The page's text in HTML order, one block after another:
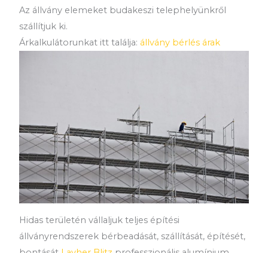
Az állvány elemeket budakeszi telephelyünkről
szállítjuk ki.
Árkalkulátorunkat itt találja: állvány bérlés árak
Hidas területén vállaljuk teljes építési
állványrendszerek bérbeadását, szállítását, építését,